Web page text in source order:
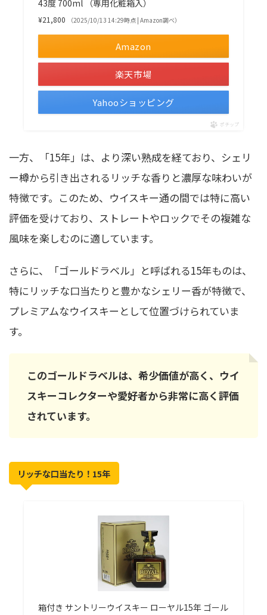
43度 700ml （専用化粧箱入）
¥21,800 （2025/10/13 14:29時点 | Amazon調べ）
Amazon
楽天市場
Yahooショッピング
ポチップ
一方、「15年」は、より深い熟成を経ており、シェリ
ー樽から引き出されるリッチな香りと濃厚な味わいが
特徴です。このため、ウイスキー通の間では特に高い
評価を受けており、ストレートやロックでその複雑な
風味を楽しむのに適しています。
さらに、「ゴールドラベル」と呼ばれる15年ものは、
特にリッチな口当たりと豊かなシェリー香が特徴で、
プレミアムなウイスキーとして位置づけられていま
す。
このゴールドラベルは、希少価値が高く、ウイ
スキーコレクターや愛好者から非常に高く評価
されています。
リッチな口当たり！15年
箱付き サントリーウイスキー ローヤル15年 ゴール